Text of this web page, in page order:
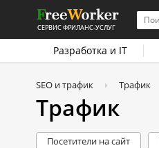
СЕРВИС ФРИЛАНС-УСЛУГ
Разработка и IT
SEO и трафик Трафик
Трафик
Посетители на сайт